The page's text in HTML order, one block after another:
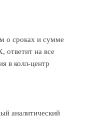
о сроках и сумме
ответит на все
в колл-центр
аналитический